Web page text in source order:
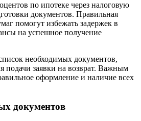
по ипотеке через налоговую
документов. Правильная
помогут избежать задержек в
на успешное получение
необходимых документов,
подачи заявки на возврат. Важным
оформление и наличие всех
документов